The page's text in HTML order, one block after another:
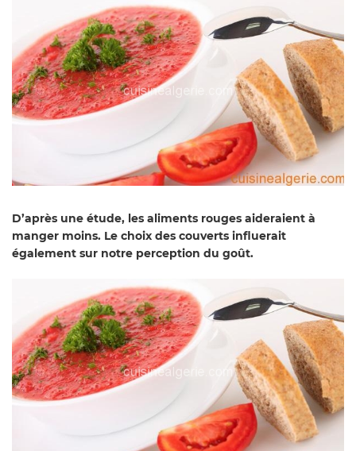
D’après une étude, les aliments rouges aideraient à
manger moins. Le choix des couverts influerait
également sur notre perception du goût.